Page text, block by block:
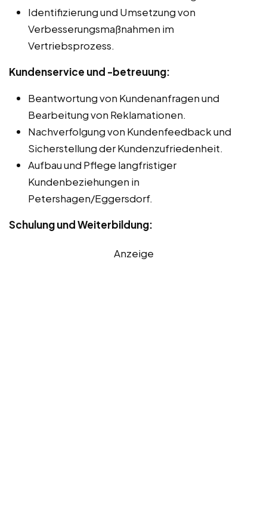
Identifizierung und Umsetzung von
Verbesserungsmaßnahmen im
Vertriebsprozess.
Kundenservice und -betreuung:
Beantwortung von Kundenanfragen und
Bearbeitung von Reklamationen.
Nachverfolgung von Kundenfeedback und
Sicherstellung der Kundenzufriedenheit.
Aufbau und Pflege langfristiger
Kundenbeziehungen in
Petershagen/Eggersdorf.
Schulung und Weiterbildung:
Anzeige